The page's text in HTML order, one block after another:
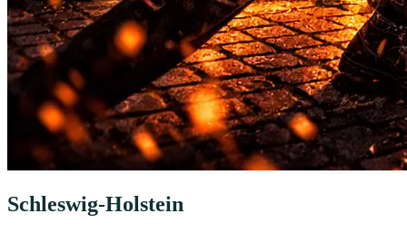
Schleswig-Holstein